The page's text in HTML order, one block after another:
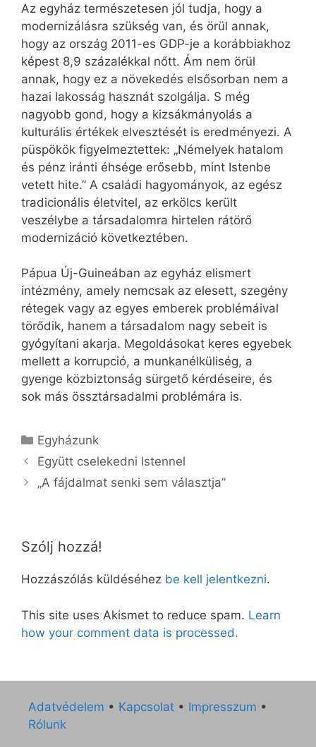
Az egyház természetesen jól tudja, hogy a
modernizálásra szükség van, és örül annak,
hogy az ország 2011-es GDP-je a korábbiakhoz
képest 8,9 százalékkal nőtt. Ám nem örül
annak, hogy ez a növekedés elsősorban nem a
hazai lakosság hasznát szolgálja. S még
nagyobb gond, hogy a kizsákmányolás a
kulturális értékek elvesztését is eredményezi. A
püspökök figyelmeztettek: „Némelyek hatalom
és pénz iránti éhsége erősebb, mint Istenbe
vetett hite.” A családi hagyományok, az egész
tradicionális életvitel, az erkölcs került
veszélybe a társadalomra hirtelen rátörő
modernizáció következtében.
Pápua Új-Guineában az egyház elismert
intézmény, amely nemcsak az elesett, szegény
rétegek vagy az egyes emberek problémáival
törődik, hanem a társadalom nagy sebeit is
gyógyítani akarja. Megoldásokat keres egyebek
mellett a korrupció, a munkanélküliség, a
gyenge közbiztonság sürgető kérdéseire, és
sok más össztársadalmi problémára is.
Kategória
Egyházunk
Együtt cselekedni Istennel
„A fájdalmat senki sem választja”
Szólj hozzá!
Hozzászólás küldéséhez be kell jelentkezni.
This site uses Akismet to reduce spam. Learn
how your comment data is processed.
Adatvédelem • Kapcsolat • Impresszum •
Rólunk